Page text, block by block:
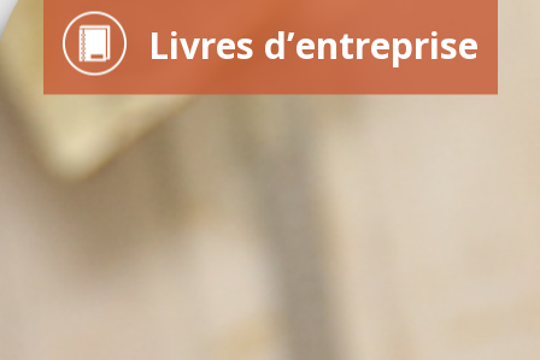
Livres d’entreprise